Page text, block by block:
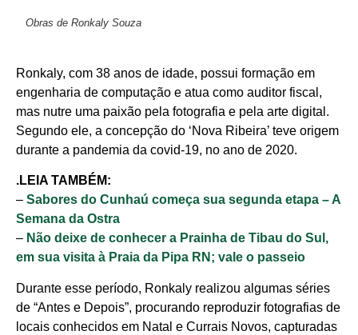
Obras de Ronkaly Souza
Ronkaly, com 38 anos de idade, possui formação em
engenharia de computação e atua como auditor fiscal,
mas nutre uma paixão pela fotografia e pela arte digital.
Segundo ele, a concepção do ‘Nova Ribeira’ teve origem
durante a pandemia da covid-19, no ano de 2020.
.LEIA TAMBÉM:
– Sabores do Cunhaú começa sua segunda etapa – A
Semana da Ostra
– Não deixe de conhecer a Prainha de Tibau do Sul,
em sua visita à Praia da Pipa RN; vale o passeio
Durante esse período, Ronkaly realizou algumas séries
de “Antes e Depois”, procurando reproduzir fotografias de
locais conhecidos em Natal e Currais Novos, capturadas